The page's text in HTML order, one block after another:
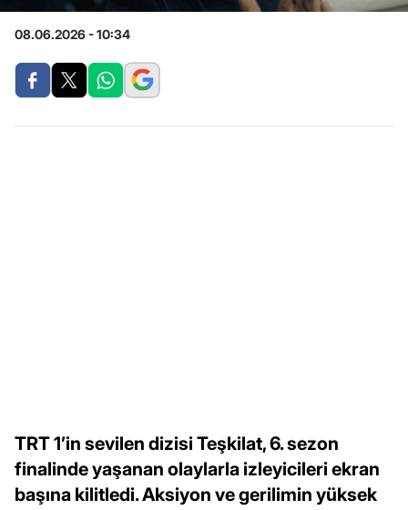
08.06.2026 - 10:34
TRT 1’in sevilen dizisi Teşkilat, 6. sezon
finalinde yaşanan olaylarla izleyicileri ekran
başına kilitledi. Aksiyon ve gerilimin yüksek